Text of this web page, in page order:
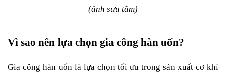
(ảnh sưu tầm)
Vì sao nên lựa chọn gia công hàn uốn?
Gia công hàn uốn là lựa chọn tối ưu trong sản xuất cơ khí